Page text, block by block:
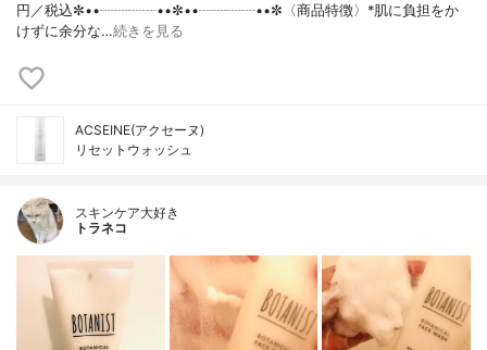
円／税込✼••┈┈┈┈••✼••┈┈┈┈••✼〈商品特徴〉*肌に負担をか
けずに余分な…続きを見る
ACSEINE(アクセーヌ)
リセットウォッシュ
スキンケア大好き
トラネコ